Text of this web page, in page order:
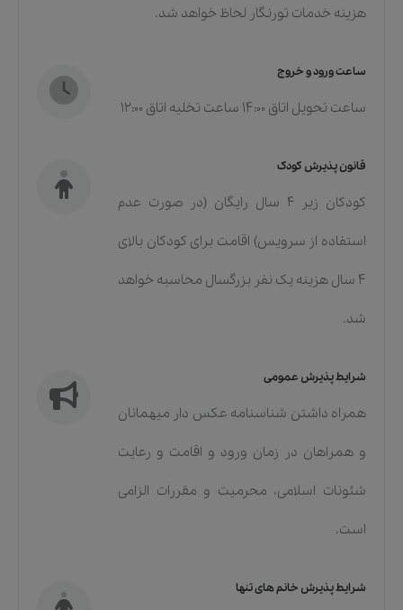
هزینه خدمات تورنگار لحاظ خواهد شد.
ساعت ورود و خروج
ساعت تحویل اتاق 14:00 ساعت تخلیه اتاق 12:00
قانون پذیرش کودک
کودکان زیر 4 سال رایگان (در صورت عدم
استفاده از سرویس) اقامت برای کودکان بالای
4 سال هزینه یک نفر بزرگسال محاسبه خواهد
شد.
شرایط پذیرش عمومی
همراه داشتن شناسنامه عکس دار میهمانان
و همراهان در زمان ورود و اقامت و رعایت
شئونات اسلامی، محرمیت و مقررات الزامی
است.
شرایط پذیرش خانم های تنها